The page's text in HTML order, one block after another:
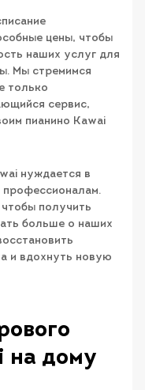
цены, чтобы
наших услуг для
Мы стремимся
только
сервис,
пианино Kawai
нуждается в
профессионалам.
получить
больше о наших
и вдохнуть новую
на дому